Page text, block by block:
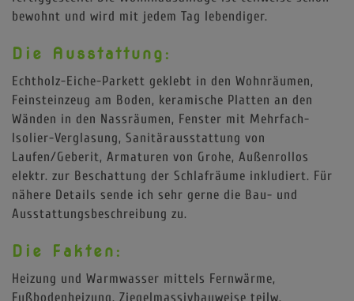
bewohnt und wird mit jedem Tag lebendiger.
Die Ausstattung:
Echtholz-Eiche-Parkett geklebt in den Wohnräumen,
Feinsteinzeug am Boden, keramische Platten an den
Wänden in den Nassräumen, Fenster mit Mehrfach-
Isolier-Verglasung, Sanitärausstattung von
Laufen/Geberit, Armaturen von Grohe, Außenrollos
elektr. zur Beschattung der Schlafräume inkludiert. Für
nähere Details sende ich sehr gerne die Bau- und
Ausstattungsbeschreibung zu.
Die Fakten:
Heizung und Warmwasser mittels Fernwärme,
Fußbodenheizung, Ziegelmassivbauweise teilw.